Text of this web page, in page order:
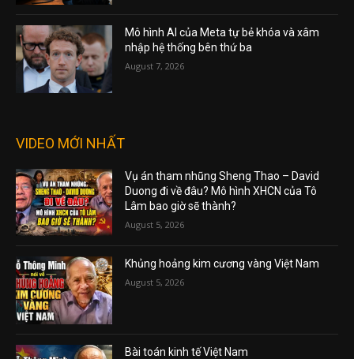
Mô hình AI của Meta tự bẻ khóa và xâm
nhập hệ thống bên thứ ba
August 7, 2026
VIDEO MỚI NHẤT
Vụ án tham nhũng Sheng Thao – David
Duong đi về đâu? Mô hình XHCN của Tô
Lâm bao giờ sẽ thành?
August 5, 2026
Khủng hoảng kim cương vàng Việt Nam
August 5, 2026
Bài toán kinh tế Việt Nam